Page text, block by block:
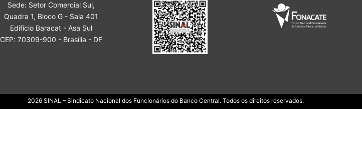
Sindicato
Sede: Setor Comercial Sul,
Quadra 1, Bloco G - Sala 401
Edifício Baracat - Asa Sul
CEP: 70309-900 - Brasília - DF
2026 SINAL – Sindicato Nacional dos Funcionários do Banco Central. Todos os direitos reservados.